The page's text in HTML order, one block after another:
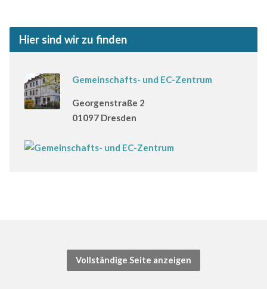
Hier sind wir zu finden
Gemeinschafts- und EC-Zentrum
Georgenstraße 2
01097 Dresden
Vollständige Seite anzeigen